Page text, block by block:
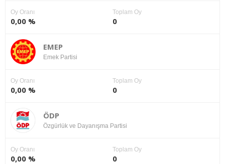
Oy Oranı
0,00 %
Toplam Oy
0
EMEP
Emek Partisi
Oy Oranı
0,00 %
Toplam Oy
0
ÖDP
Özgürlük ve Dayanışma Partisi
Oy Oranı
0,00 %
Toplam Oy
0